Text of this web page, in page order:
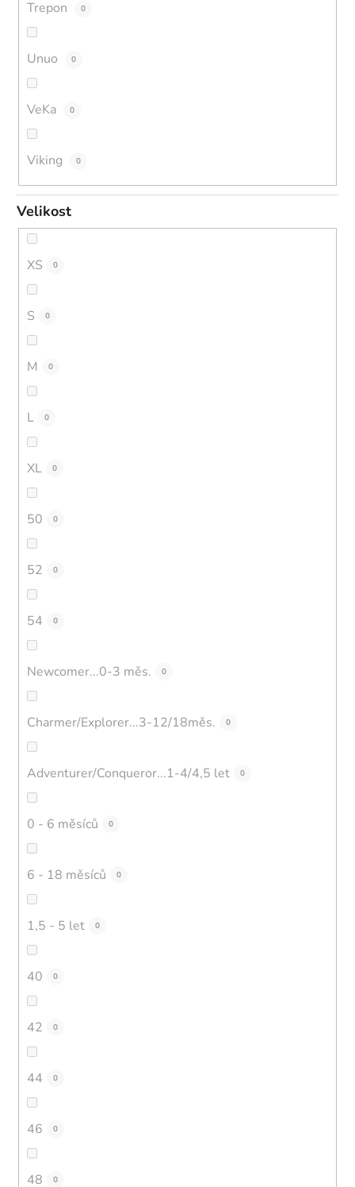
Trepon 0
Unuo 0
VeKa 0
Viking 0
Velikost
XS 0
S 0
M 0
L 0
XL 0
50 0
52 0
54 0
Newcomer...0-3 měs. 0
Charmer/Explorer...3-12/18měs. 0
Adventurer/Conqueror...1-4/4,5 let 0
0 - 6 měsíců 0
6 - 18 měsíců 0
1,5 - 5 let 0
40 0
42 0
44 0
46 0
48 0